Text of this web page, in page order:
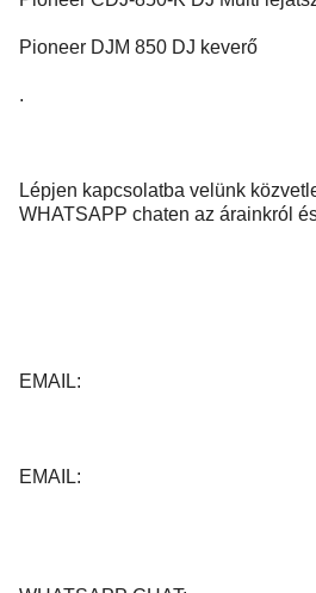
Pioneer DJM 850 DJ keverő
.
Lépjen kapcsolatba velünk
WHATSAPP chaten az árainkról
EMAIL:
EMAIL: